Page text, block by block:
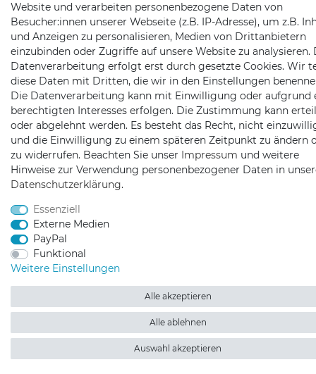
Website und verarbeiten personenbezogene Daten von
Besucher:innen unserer Webseite (z.B. IP-Adresse), um z.B.
und Anzeigen zu personalisieren, Medien von Drittanbietern
einzubinden oder Zugriffe auf unsere Website zu analysieren.
Datenverarbeitung erfolgt erst durch gesetzte Cookies. Wir
diese Daten mit Dritten, die wir in den Einstellungen
Die Datenverarbeitung kann mit Einwilligung oder aufgrund
berechtigten Interesses erfolgen. Die Zustimmung kann
oder abgelehnt werden. Es besteht das Recht, nicht
und die Einwilligung zu einem späteren Zeitpunkt zu ändern
zu widerrufen. Beachten Sie unser Impressum und weitere
Hinweise zur Verwendung personenbezogener Daten in
Daten­schutz­erklärung.
Essenziell
Externe Medien
PayPal
Funktional
Weitere Einstellungen
Alle akzeptieren
Alle ablehnen
Auswahl akzeptieren